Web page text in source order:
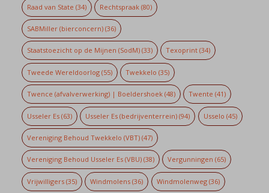
Raad van State (34) Rechtspraak (80)
SABMiller (bierconcern)(36)
Staatstoezicht op de Mijnen (SodM)(33) Texoprint (34)
Tweede Wereldoorlog(55) Twekkelo (35)
Twence (afvalverwerking) | Boeldershoek(48) Twente (41)
Usseler Es(63) Usseler Es (bedrijventerrein) (94) Usselo (45)
Vereniging Behoud Twekkelo (VBT)(47)
Vereniging Behoud Usseler Es (VBU)(38) Vergunningen (65)
Vrijwilligers(35) Windmolens (36) Windmolenweg(36)